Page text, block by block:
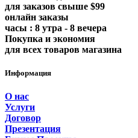
для заказов свыше $99
онлайн заказы
часы : 8 утра - 8 вечера
Покупка и экономия
для всех товаров магазина
Информация
О нас
Услуги
Договор
Презентация